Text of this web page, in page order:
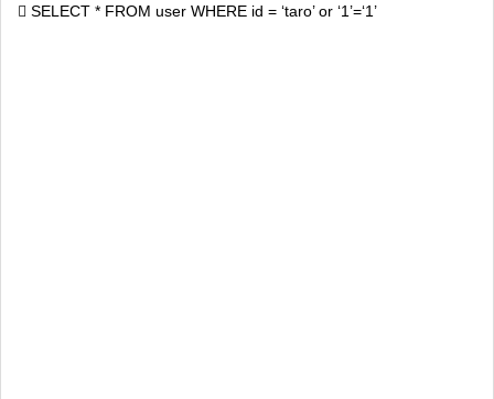
SELECT * FROM user WHERE id = ‘taro’ or ‘1’=‘1’